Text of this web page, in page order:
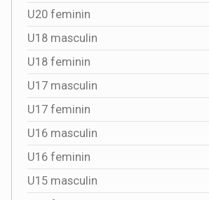
U20 feminin
U18 masculin
U18 feminin
U17 masculin
U17 feminin
U16 masculin
U16 feminin
U15 masculin